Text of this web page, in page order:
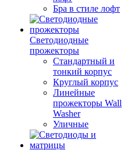
Бра в стиле лофт
Светодиодные
прожекторы
Стандартный и
тонкий корпус
Круглый корпус
Линейные
прожекторы Wall
Washer
Уличные